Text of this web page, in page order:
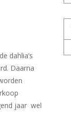
dahlia’s
Daarna
jaar wel